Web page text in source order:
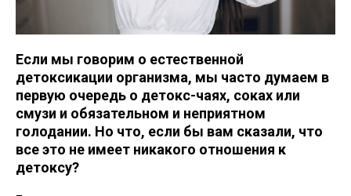
Если мы говорим о естественной
детоксикации организма, мы часто думаем в
первую очередь о детокс-чаях, соках или
смузи и обязательном и неприятном
голодании. Но что, если бы вам сказали, что
все это не имеет никакого отношения к
детоксу?